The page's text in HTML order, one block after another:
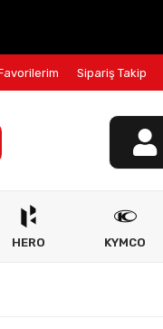
Sipariş Takip
HERO KYMCO